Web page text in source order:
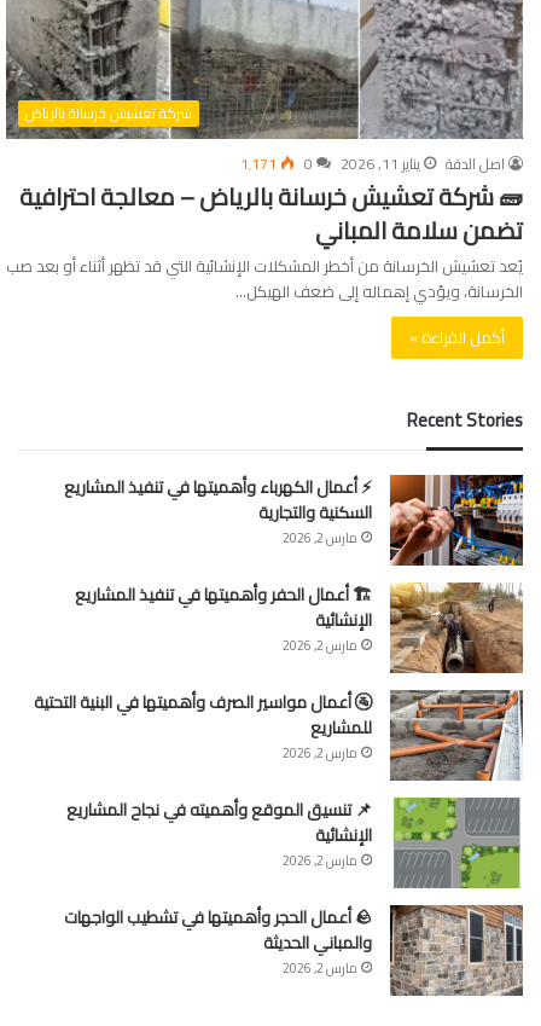
شركة تعشيش خرسانة بالرياض
اصل الدقة
يناير 11, 2026 0 1٬171
🧱 شركة تعشيش خرسانة بالرياض – معالجة احترافية
تضمن سلامة المباني
يُعد تعشيش الخرسانة من أخطر المشكلات الإنشائية التي قد تظهر أثناء أو بعد صب
الخرسانة، ويؤدي إهماله إلى ضعف الهيكل…
أكمل القراءة »
Recent Stories
⚡ أعمال الكهرباء وأهميتها في تنفيذ المشاريع
السكنية والتجارية
مارس 2, 2026
🏗 أعمال الحفر وأهميتها في تنفيذ المشاريع
الإنشائية
مارس 2, 2026
🚰 أعمال مواسير الصرف وأهميتها في البنية التحتية
للمشاريع
مارس 2, 2026
📌 تنسيق الموقع وأهميته في نجاح المشاريع
الإنشائية
مارس 2, 2026
🪨 أعمال الحجر وأهميتها في تشطيب الواجهات
والمباني الحديثة
مارس 2, 2026